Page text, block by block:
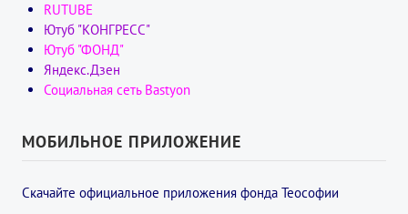
RUTUBE
Ютуб "КОНГРЕСС"
Ютуб "ФОНД"
Яндекс.Дзен
Социальная сеть Bastyon
МОБИЛЬНОЕ ПРИЛОЖЕНИЕ
Скачайте официальное приложения фонда Теософии